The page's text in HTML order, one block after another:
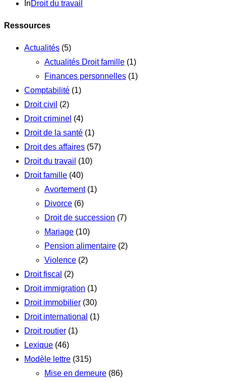
InDroit du travail
Ressources
Actualités (5)
Actualités Droit famille (1)
Finances personnelles (1)
Comptabilité (1)
Droit civil (2)
Droit criminel (4)
Droit de la santé (1)
Droit des affaires (57)
Droit du travail (10)
Droit famille (40)
Avortement(1)
Divorce (6)
Droit de succession (7)
Mariage (10)
Pension alimentaire (2)
Violence (2)
Droit fiscal (2)
Droit immigration (1)
Droit immobilier (30)
Droit international (1)
Droit routier (1)
Lexique (46)
Modèle lettre (315)
Mise en demeure (86)